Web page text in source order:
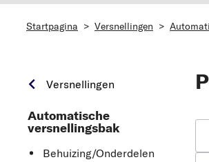
Startpagina > Versnellingen >
Versnellingen
Automatische
versnellingsbak
Behuizing/Onderdelen